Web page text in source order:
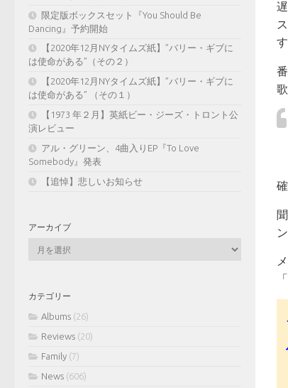
す
限定版ボックスセット『You Should Be
Dancing』予約開始
【2020年12月NYタイムズ紙】”バリー・ギブに
は使命がある”（その２）
【2020年12月NYタイムズ紙】”バリー・ギブに
は使命がある” （その１）
【1973 年２月】英紙ビー・ジーズ・トロント公
演レビュー
アル・グリーン、4曲入りEP『To Love
Somebody』発表
【追悼】悲しいお知らせ
アーカイブ
ブ
カテゴリー
Albums (26)
Reviews (20)
Family (7)
News (606)